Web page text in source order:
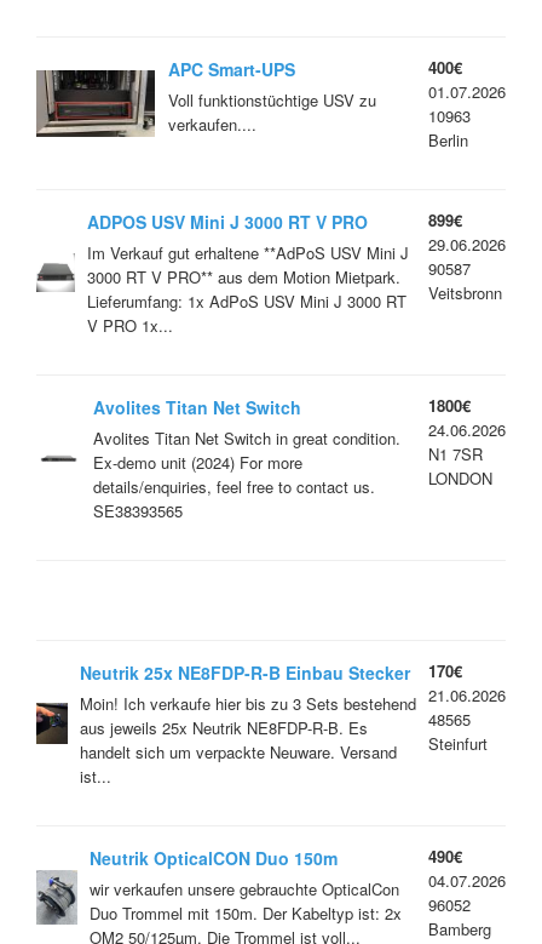
APC Smart-UPS
Voll funktionstüchtige USV zu
verkaufen....
400€
01.07.2026
10963
Berlin
ADPOS USV Mini J 3000 RT V PRO
Im Verkauf gut erhaltene **AdPoS USV Mini J
3000 RT V PRO** aus dem Motion Mietpark.
Lieferumfang: 1x AdPoS USV Mini J 3000 RT
V PRO 1x...
899€
29.06.2026
90587
Veitsbronn
Avolites Titan Net Switch
Avolites Titan Net Switch in great condition.
Ex-demo unit (2024) For more
details/enquiries, feel free to contact us.
SE38393565
1800€
24.06.2026
N1 7SR
LONDON
Neutrik 25x NE8FDP-R-B Einbau Stecker
D Form Ethercon RJ45
Moin! Ich verkaufe hier bis zu 3 Sets bestehend
aus jeweils 25x Neutrik NE8FDP-R-B. Es
handelt sich um verpackte Neuware. Versand
ist...
170€
21.06.2026
48565
Steinfurt
Neutrik OpticalCON Duo 150m
Multimode Glasfaser / LWL
wir verkaufen unsere gebrauchte OpticalCon
Duo Trommel mit 150m. Der Kabeltyp ist: 2x
OM2 50/125µm. Die Trommel ist voll...
490€
04.07.2026
96052
Bamberg